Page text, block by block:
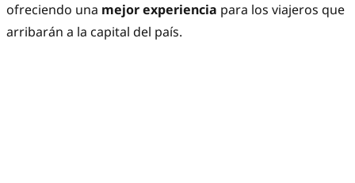
ofreciendo una mejor experiencia para los viajeros que
arribarán a la capital del país.